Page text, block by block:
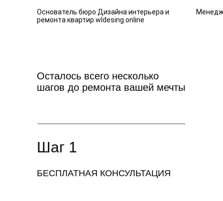
Основатель бюро Дизайна интерьера и
ремонта квартир wldesing.online
Осталось всего несколько
шагов до ремонта вашей мечты
Шаг 1
БЕСПЛАТНАЯ КОНСУЛЬТАЦИЯ